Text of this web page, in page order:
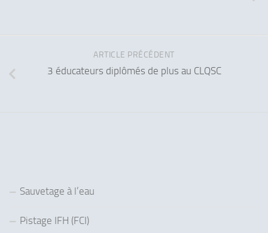
ARTICLE PRÉCÉDENT
3 éducateurs diplômés de plus au CLQSC
Sauvetage à l’eau
Pistage IFH (FCI)